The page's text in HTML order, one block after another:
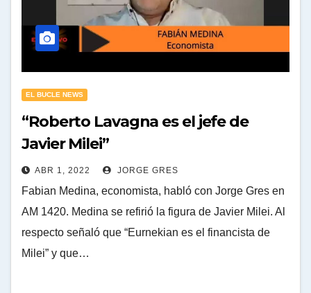
EL BUCLE NEWS
“Roberto Lavagna es el jefe de
Javier Milei”
ABR 1, 2022 JORGE GRES
Fabian Medina, economista, habló con Jorge Gres en
AM 1420. Medina se refirió la figura de Javier Milei. Al
respecto señaló que “Eurnekian es el financista de
Milei” y que…